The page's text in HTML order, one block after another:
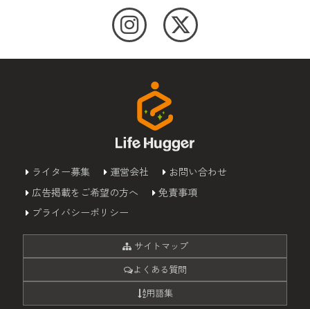
ライター募集 運営会社
お問い合わせ
広告掲載をご希望の方へ
免責事項
プライバシーポリシー
サイトマップ
よくある質問
用語集